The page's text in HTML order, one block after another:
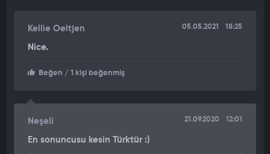
Kellie Oeltjen 05.05.2021 18:25
Nice.
Beğen / 1 kişi beğenmiş
Neşeli 21.09.2020 12:01
En sonuncusu kesin Türktür :)